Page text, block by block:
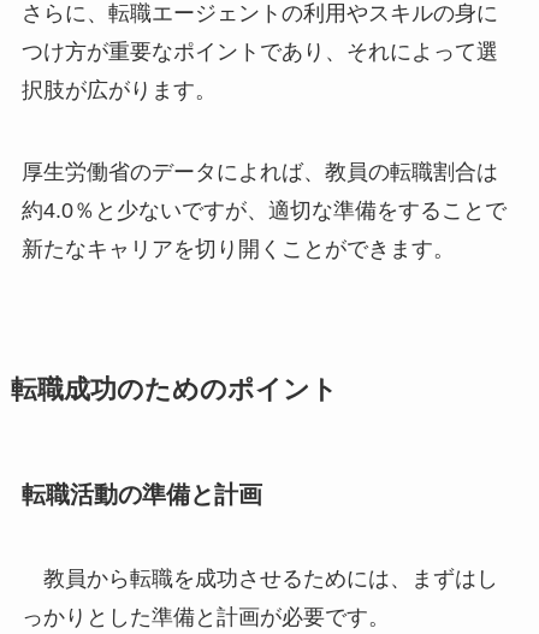
さらに、転職エージェントの利用やスキルの身に
つけ方が重要なポイントであり、それによって選
択肢が広がります。
厚生労働省のデータによれば、教員の転職割合は
約4.0％と少ないですが、適切な準備をすることで
新たなキャリアを切り開くことができます。
転職成功のためのポイント
転職活動の準備と計画
教員から転職を成功させるためには、まずはし
っかりとした準備と計画が必要です。